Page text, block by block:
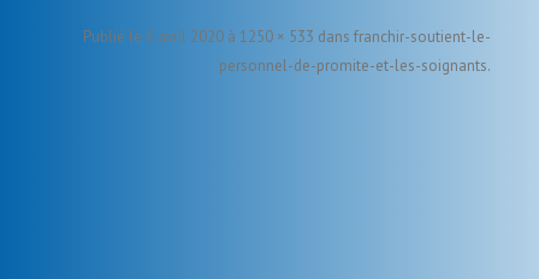
Publié le 6 avril 2020 à 1250 × 533 dans franchir-soutient-le-
personnel-de-promite-et-les-soignants.